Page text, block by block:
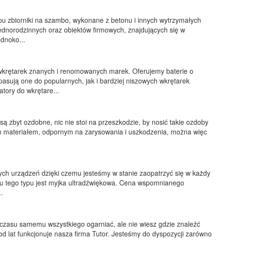
zbiorniki na szambo, wykonane z betonu i innych wytrzymałych
oraz obiektów firmowych, znajdujących się w
znanych i renomowanych marek. Oferujemy baterie o
one do popularnych, jak i bardziej niszowych wkrętarek
do wkrętare...
zbyt ozdobne, nic nie stoi na przeszkodzie, by nosić takie ozdoby
odpornym na zarysowania i uszkodzenia, można więc
urządzeń dzięki czemu jesteśmy w stanie zaopatrzyć się w każdy
typu jest myjka ultradźwiękowa. Cena wspomnianego
samemu wszystkiego ogarniać, ale nie wiesz gdzie znaleźć
lat funkcjonuje nasza firma Tutor. Jesteśmy do dyspozycji zarówno